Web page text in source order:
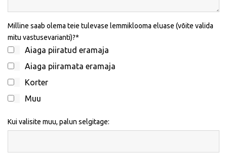
Milline saab olema teie tulevase lemmiklooma eluase (võite valida
mitu vastusevarianti)?
Aiaga piiratud eramaja
Aiaga piiramata eramaja
Korter
Muu
Kui valisite muu, palun selgitage: